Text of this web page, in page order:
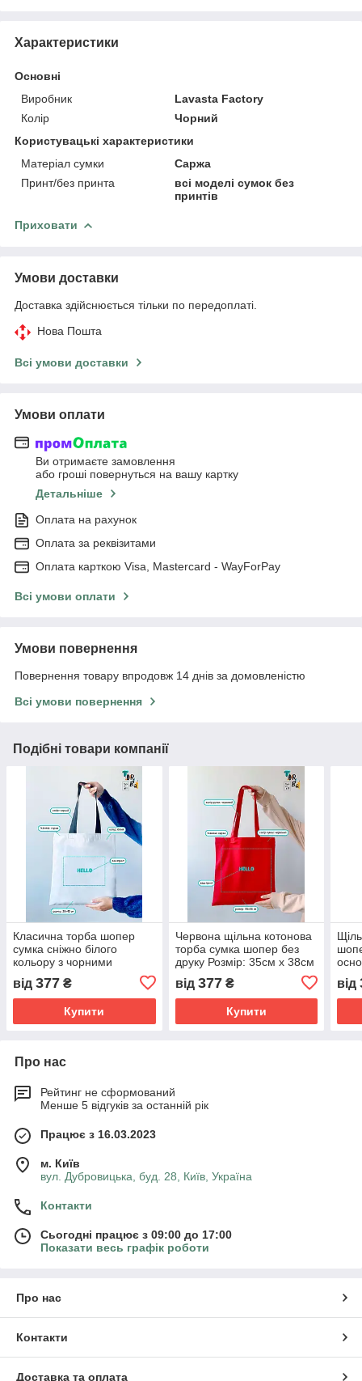
Характеристики
Основні
Виробник
Lavasta Factory
Колір
Чорний
Користувацькі характеристики
Матеріал сумки
Саржа
Принт/без принта
всі моделі сумок без
принтів
Приховати
Умови доставки
Доставка здійснюється тільки по передоплаті.
Нова Пошта
Всі умови доставки
Умови оплати
Ви отримаєте замовлення
або гроші повернуться на вашу картку
Детальніше
Оплата на рахунок
Оплата за реквізитами
Оплата карткою Visa, Mastercard - WayForPay
Всі умови оплати
Умови повернення
Повернення товару впродовж 14 днів за домовленістю
Всі умови повернення
Подібні товари компанії
Класична торба шопер
сумка сніжно білого
кольору з чорними
ручками щільна котонова
без друку Розмір: 38cм х
40см
від 377 ₴
Купити
Червона щільна котонова
торба сумка шопер без
друку Розмір: 35cм х 38см
від 377₴
Купити
від
Про нас
Рейтинг не сформований
Менше 5 відгуків за останній рік
Працює з 16.03.2023
м. Київ
вул. Дубровицька, буд. 28, Київ, Україна
Контакти
Сьогодні працює з 09:00 до 17:00
Показати весь графік роботи
Про нас
Контакти
Доставка та оплата